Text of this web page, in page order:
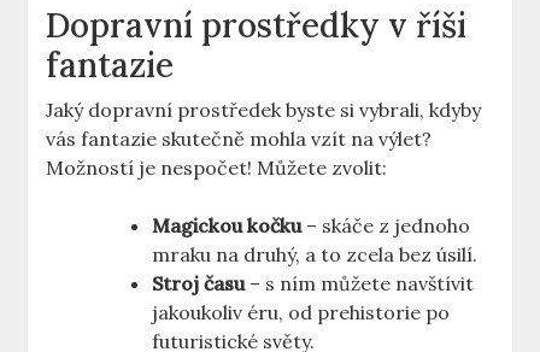
Dopravní prostředky v říši
fantazie
Jaký dopravní prostředek byste si vybrali, kdyby
vás fantazie skutečně mohla vzít na výlet?
Možností je nespočet! Můžete zvolit:
Magickou kočku– skáče z jednoho
mraku na druhý, a to zcela bez úsilí.
Stroj času– s ním můžete navštívit
jakoukoliv éru, od prehistorie po
futuristické světy.